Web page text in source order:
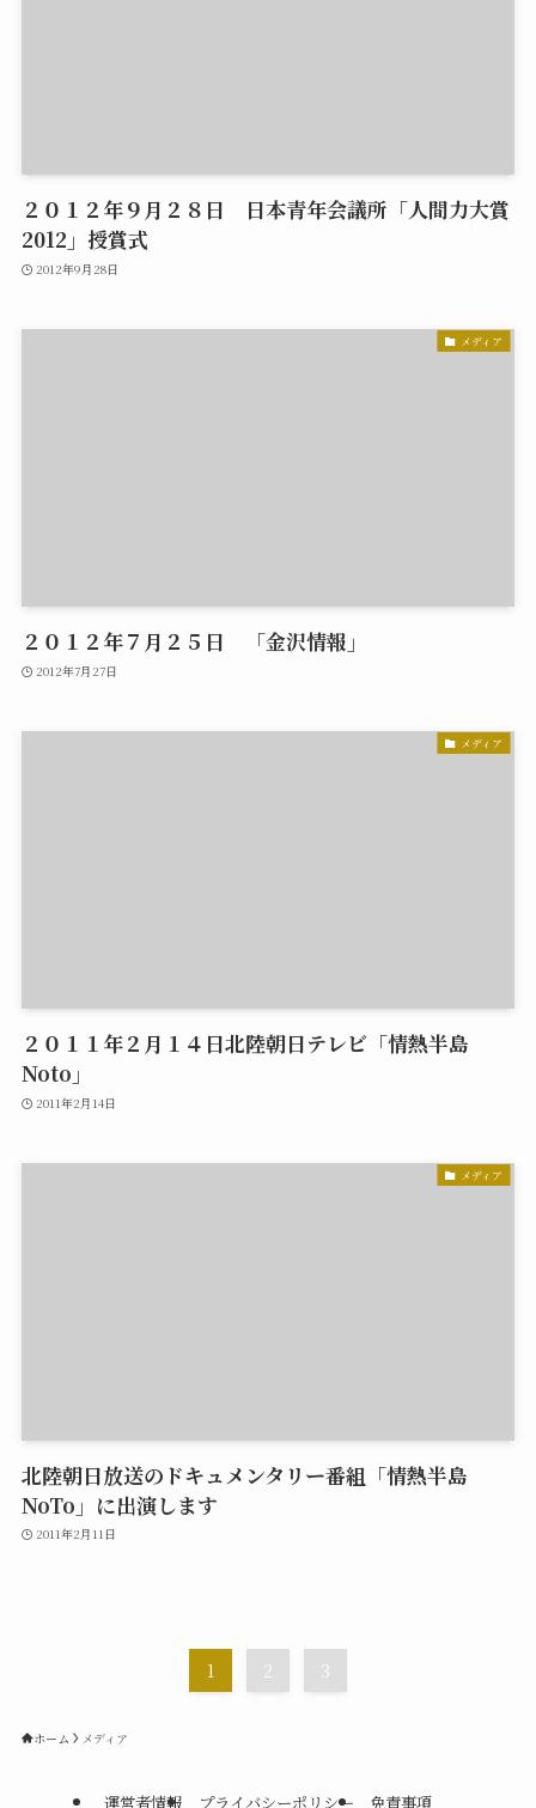
２０１２年９月２８日 日本青年会議所「人間力大賞
2012」授賞式
2012年9月28日
メディア
２０１２年７月２５日 「金沢情報」
2012年7月27日
メディア
２０１１年２月１４日北陸朝日テレビ「情熱半島
Noto」
2011年2月14日
メディア
北陸朝日放送のドキュメンタリー番組「情熱半島
NoTo」に出演します
2011年2月11日
1 2 3
ホーム メディア
運営者情報 プライバシーポリシー 免責事項